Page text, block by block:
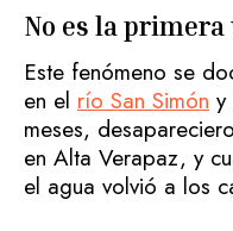
No es la primera
Este fenómeno se
en el río San Simón y
meses,
en Alta Verapaz, y
el agua volvió a los